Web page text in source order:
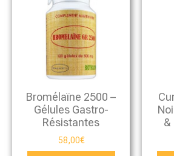
Bromélaïne 2500 –
Gélules Gastro-
Résistantes
58,00€
&